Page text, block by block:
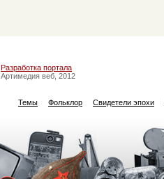
Разработка портала
Артимедия веб, 2012
Темы Фольклор Свидетели эпохи